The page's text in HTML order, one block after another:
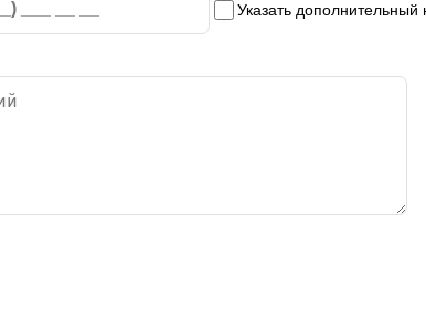
Указать дополнительный